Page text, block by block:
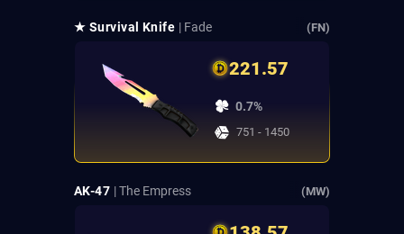
★ Survival Knife | Fade (FN)
221.57
0.7%
751 - 1450
AK-47 | The Empress (MW)